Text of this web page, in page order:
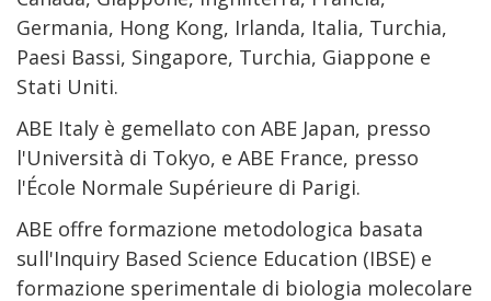
Germania, Hong Kong, Irlanda, Italia, Turchia,
Paesi Bassi, Singapore, Turchia, Giappone e
Stati Uniti.
ABE Italy è gemellato con ABE Japan, presso
l'Università di Tokyo, e ABE France, presso
l'École Normale Supérieure di Parigi.
ABE offre formazione metodologica basata
sull'Inquiry Based Science Education (IBSE) e
formazione sperimentale di biologia molecolare